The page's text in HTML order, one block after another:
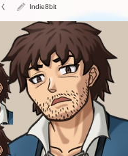
Indie8bit